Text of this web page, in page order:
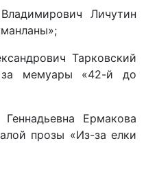
Личутин
Тарковский
за мемуары «42-й до
Ермакова
прозы «Из-за елки